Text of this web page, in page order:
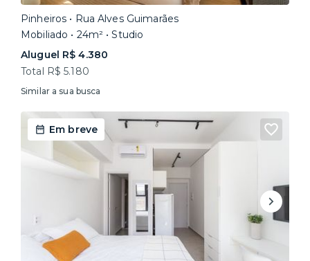
Pinheiros • Rua Alves Guimarães
Mobiliado • 24m² • Studio
Aluguel R$ 4.380
Total R$ 5.180
Similar a sua busca
Em breve